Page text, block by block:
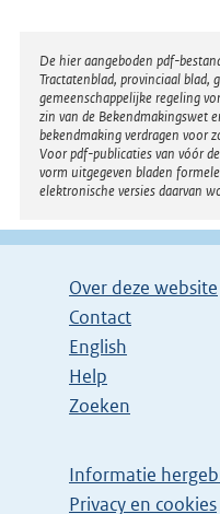
Disclaimer
De hier aangeboden pdf-
Tractatenblad, provinciaal blad,
gemeenschappelijke regeling
zin van de Bekendmakingswet
bekendmaking verdragen voor
Voor pdf-publicaties van vóór
vorm uitgegeven bladen
elektronische versies daarvan
Over deze website
Contact
English
Help
Zoeken
Informatie
Privacy en cookies